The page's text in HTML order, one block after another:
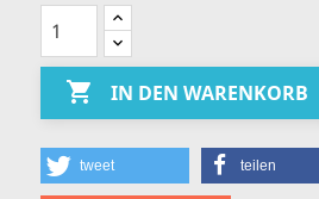
 IN DEN WARENKORB
tweet teilen